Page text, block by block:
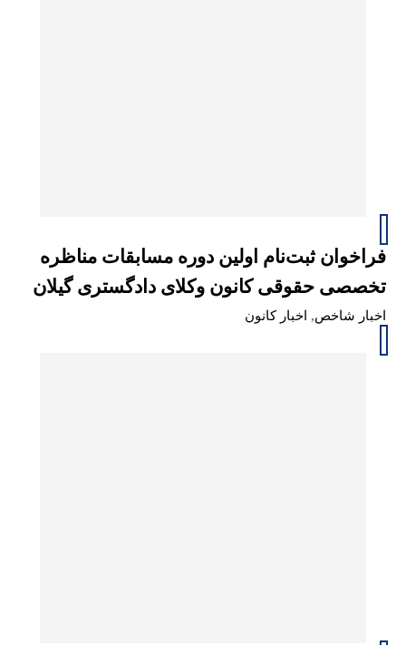
فراخوان ثبت‌نام اولین دوره مسابقات مناظره
تخصصی حقوقی کانون وکلای دادگستری گیلان
اخبار شاخص, اخبار کانون